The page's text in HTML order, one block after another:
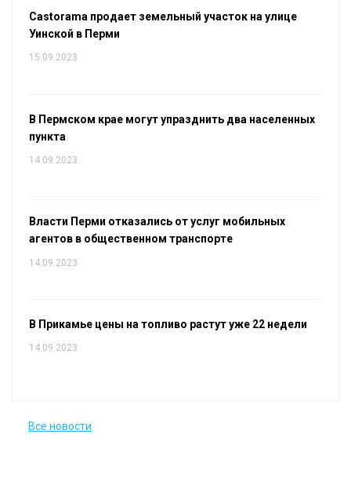
Castorama продает земельный участок на улице
Уинской в Перми
15.09.2023
В Пермском крае могут упразднить два населенных
пункта
14.09.2023
Власти Перми отказались от услуг мобильных
агентов в общественном транспорте
14.09.2023
В Прикамье цены на топливо растут уже 22 недели
14.09.2023
Все новости